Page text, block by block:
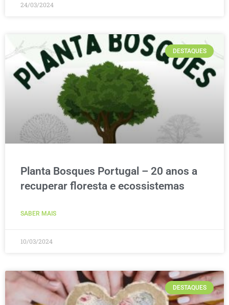
24/03/2024
DESTAQUES
Planta Bosques Portugal – 20 anos a
recuperar floresta e ecossistemas
SABER MAIS
10/03/2024
DESTAQUES